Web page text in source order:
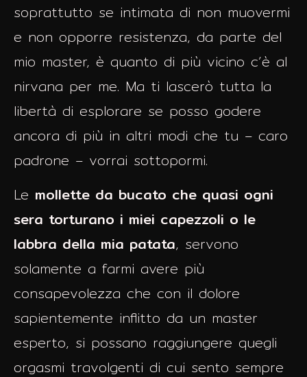
soprattutto se intimata di non muovermi
e non opporre resistenza, da parte del
mio master, è quanto di più vicino c’è al
nirvana per me. Ma ti lascerò tutta la
libertà di esplorare se posso godere
ancora di più in altri modi che tu – caro
padrone – vorrai sottopormi.
Le mollette da bucato che quasi ogni
sera torturano i miei capezzoli o le
labbra della mia patata, servono
solamente a farmi avere più
consapevolezza che con il dolore
sapientemente inflitto da un master
esperto, si possano raggiungere quegli
orgasmi travolgenti di cui sento sempre